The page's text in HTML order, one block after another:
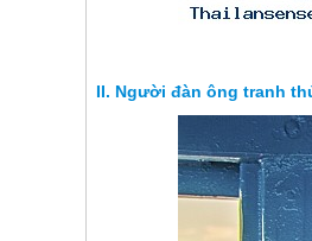
Người đàn ông tranh